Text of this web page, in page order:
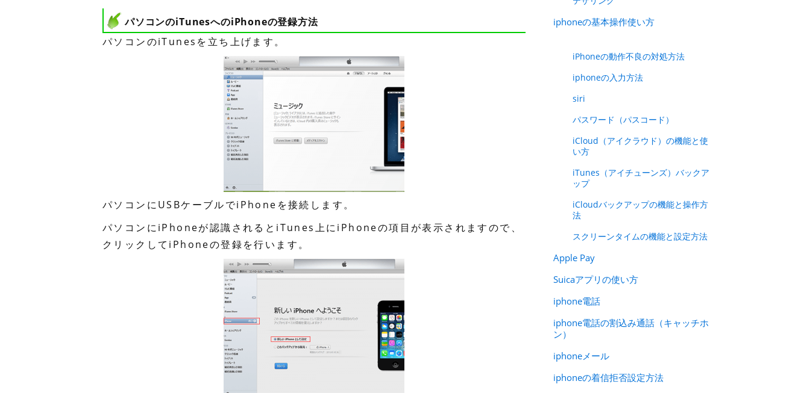
パソコンのiTunesへのiPhoneの登録方法
パソコンのiTunesを立ち上げます。
パソコンにUSBケーブルでiPhoneを接続します。
パソコンにiPhoneが認識されるとiTunes上にiPhoneの項目が表示されますので、
クリックしてiPhoneの登録を行います。
iphoneの基本操作使い方
iPhoneの動作不良の対処方法
iphoneの入力方法
siri
パスワード（パスコード）
iCloud（アイクラウド）の機能と使
い方
iTunes（アイチューンズ）バックア
ップ
iCloudバックアップの機能と操作方
法
スクリーンタイムの機能と設定方法
Apple Pay
Suicaアプリの使い方
iphone電話
iphone電話の割込み通話（キャッチホ
ン）
iphoneメール
iphoneの着信拒否設定方法